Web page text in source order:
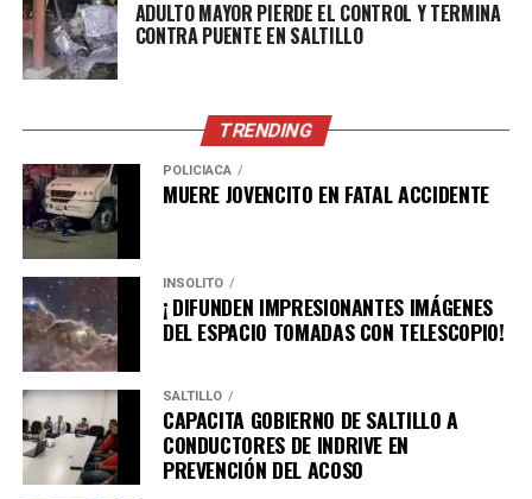
ADULTO MAYOR PIERDE EL CONTROL Y TERMINA
CONTRA PUENTE EN SALTILLO
TRENDING
POLICÍACA
MUERE JOVENCITO EN FATAL ACCIDENTE
INSÓLITO
¡ DIFUNDEN IMPRESIONANTES IMÁGENES
DEL ESPACIO TOMADAS CON TELESCOPIO!
SALTILLO
CAPACITA GOBIERNO DE SALTILLO A
CONDUCTORES DE INDRIVE EN
PREVENCIÓN DEL ACOSO